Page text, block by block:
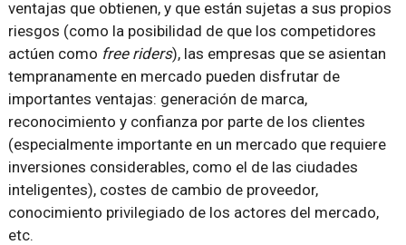
ventajas que obtienen, y que están sujetas a sus propios
riesgos (como la posibilidad de que los competidores
actúen como free riders), las empresas que se asientan
tempranamente en mercado pueden disfrutar de
importantes ventajas: generación de marca,
reconocimiento y confianza por parte de los clientes
(especialmente importante en un mercado que requiere
inversiones considerables, como el de las ciudades
inteligentes), costes de cambio de proveedor,
conocimiento privilegiado de los actores del mercado,
etc.